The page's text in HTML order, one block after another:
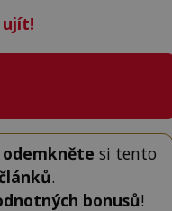
odemkněte si tento
.
bonusů!